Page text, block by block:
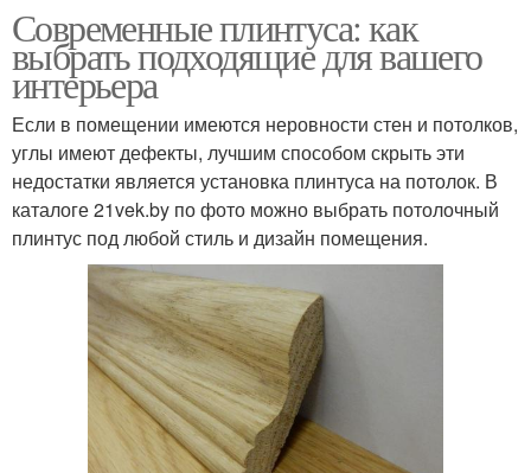
Современные плинтуса: как
выбрать подходящие для вашего
интерьера
Если в помещении имеются неровности стен и потолков,
углы имеют дефекты, лучшим способом скрыть эти
недостатки является установка плинтуса на потолок. В
каталоге 21vek.by по фото можно выбрать потолочный
плинтус под любой стиль и дизайн помещения.